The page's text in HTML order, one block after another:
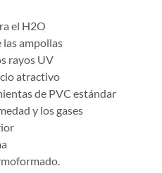
el H2O
las ampollas
rayos UV
atractivo
de PVC estándar
y los gases